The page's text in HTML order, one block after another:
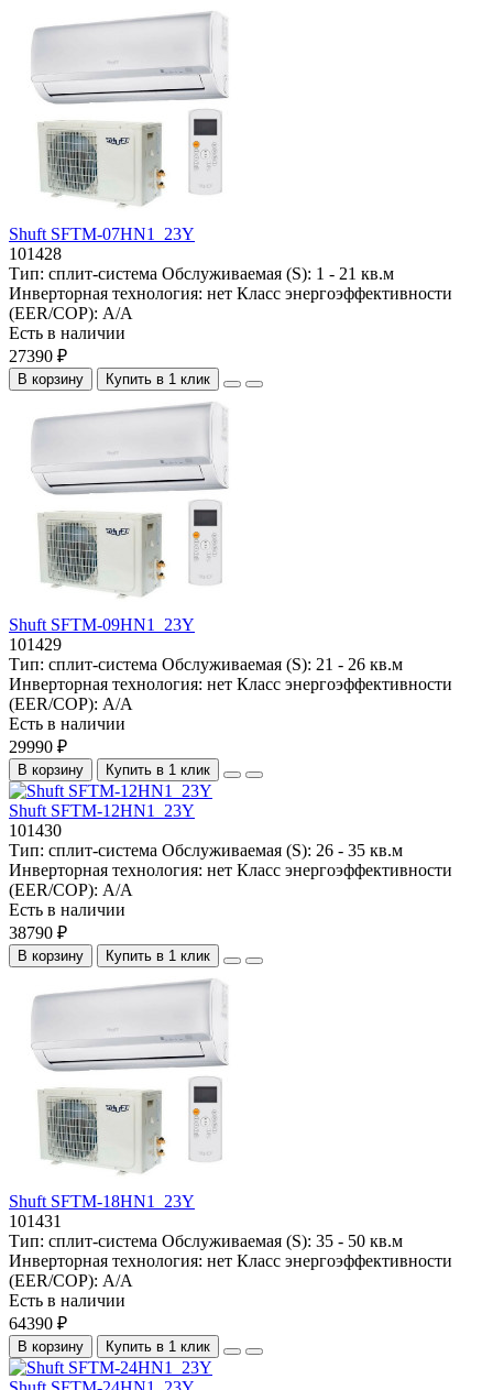
Shuft SFTM-07HN1_23Y
101428
Тип: сплит-система Обслуживаемая (S): 1 - 21 кв.м
Инверторная технология: нет Класс энергоэффективности
(EER/COP): A/A
Есть в наличии
27390 ₽
В корзину Купить в 1 клик
Shuft SFTM-09HN1_23Y
101429
Тип: сплит-система Обслуживаемая (S): 21 - 26 кв.м
Инверторная технология: нет Класс энергоэффективности
(EER/COP): A/A
Есть в наличии
29990 ₽
В корзину Купить в 1 клик
Shuft SFTM-12HN1_23Y
101430
Тип: сплит-система Обслуживаемая (S): 26 - 35 кв.м
Инверторная технология: нет Класс энергоэффективности
(EER/COP): A/A
Есть в наличии
38790 ₽
В корзину Купить в 1 клик
Shuft SFTM-18HN1_23Y
101431
Тип: сплит-система Обслуживаемая (S): 35 - 50 кв.м
Инверторная технология: нет Класс энергоэффективности
(EER/COP): A/A
Есть в наличии
64390 ₽
В корзину Купить в 1 клик